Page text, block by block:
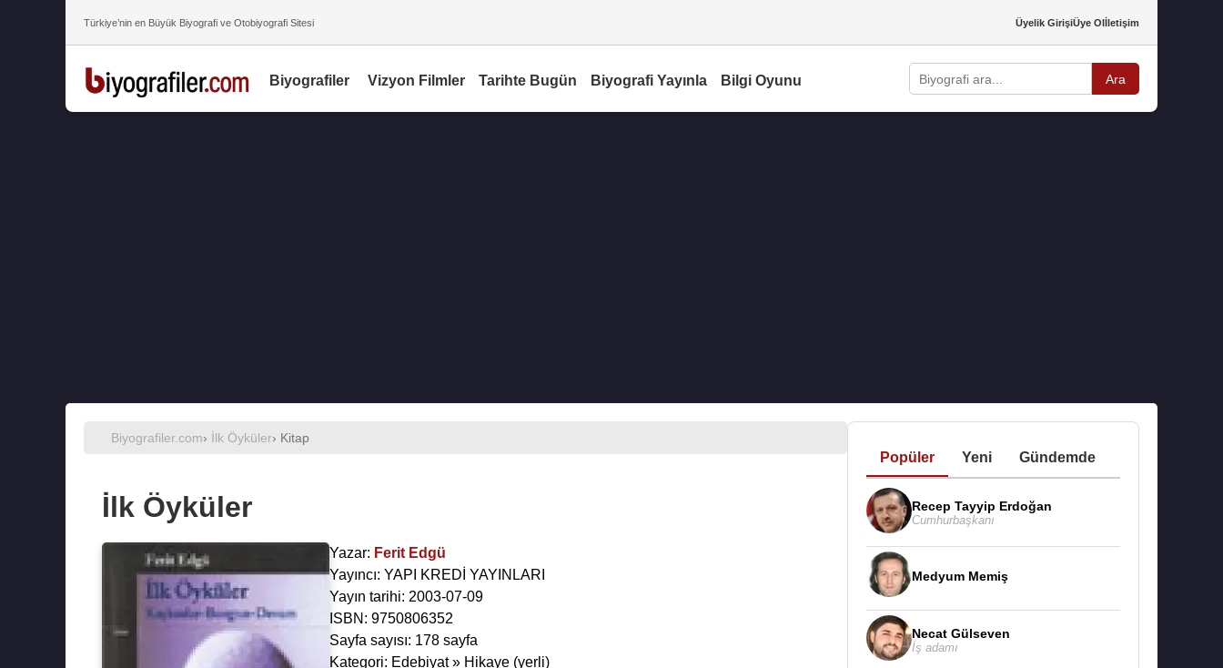
Türkiye’nin en Büyük Biyografi ve Otobiyografi Sitesi Üyelik GirişiÜye Olİletişim
Biyografiler Vizyon Filmler Tarihte Bugün Biyografi Yayınla Bilgi Oyunu Ara
Biyografiler.com› İlk Öyküler› Kitap
İlk Öyküler
Yazar: Ferit Edgü
Yayıncı: YAPI KREDİ YAYINLARI
Yayın tarihi: 2003-07-09
ISBN: 9750806352
Sayfa sayısı: 178 sayfa
Kategori: Edebiyat » Hikaye (yerli)
Popüler Yeni Gündemde
Recep Tayyip Erdoğan
Cumhurbaşkanı
Medyum Memiş
Necat Gülseven
İş adamı